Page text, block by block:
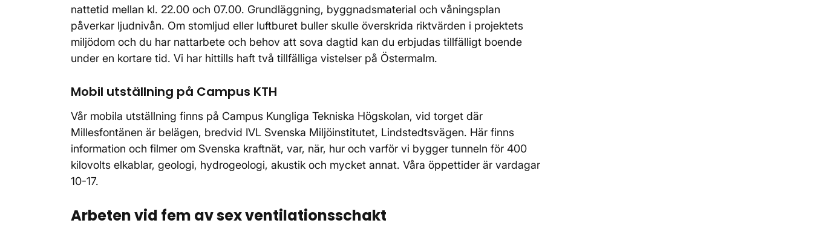
nattetid mellan kl. 22.00 och 07.00. Grundläggning, byggnadsmaterial och våningsplan
påverkar ljudnivån. Om stomljud eller luftburet buller skulle överskrida riktvärden i projektets
miljödom och du har nattarbete och behov att sova dagtid kan du erbjudas tillfälligt boende
under en kortare tid. Vi har hittills haft två tillfälliga vistelser på Östermalm.
Mobil utställning på Campus KTH
Vår mobila utställning finns på Campus Kungliga Tekniska Högskolan, vid torget där
Millesfontänen är belägen, bredvid IVL Svenska Miljöinstitutet, Lindstedtsvägen. Här finns
information och filmer om Svenska kraftnät, var, när, hur och varför vi bygger tunneln för 400
kilovolts elkablar, geologi, hydrogeologi, akustik och mycket annat. Våra öppettider är vardagar
10-17.
Arbeten vid fem av sex ventilationsschakt